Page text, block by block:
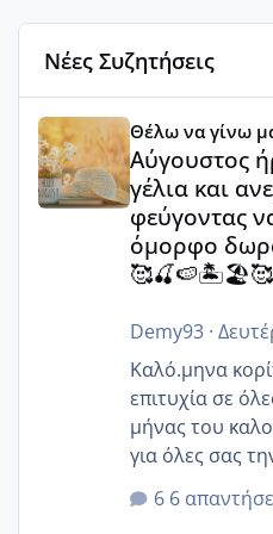
Νέες Συζητήσεις
Αύγουστος ήρθε ξανά
Θέλω να γίνω
Αύγουστος
γέλια και
φεύγοντας
όμορφο
🥰🍒🍉🏝️🏖️🥰
Demy93·
Καλό.μηνα
επιτυχία σε
μήνας του
για όλες σας
@Elk
@Zenia z
6